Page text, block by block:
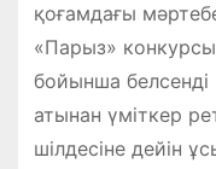
қоғамдағы
«Парыз»
бойынша белсенді
атынан үміткер
шілдесіне дейін